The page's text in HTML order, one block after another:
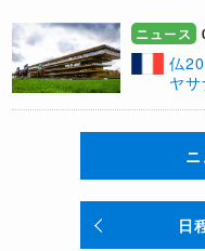
ニュース
仏
ヤ
日